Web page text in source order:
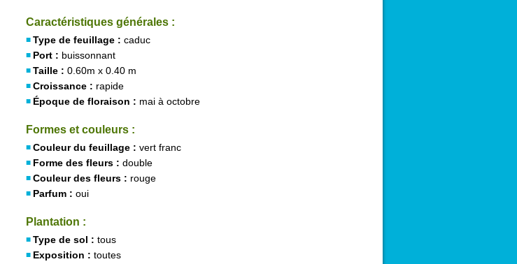
Caractéristiques générales :
Type de feuillage : caduc
Port : buissonnant
Taille : 0.60m x 0.40 m
Croissance : rapide
Époque de floraison : mai à octobre
Formes et couleurs :
Couleur du feuillage : vert franc
Forme des fleurs : double
Couleur des fleurs : rouge
Parfum : oui
Plantation :
Type de sol : tous
Exposition : toutes